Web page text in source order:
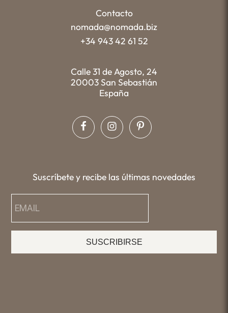
Contacto
nomada@nomada.biz
+34 943 42 61 52
Calle 31 de Agosto, 24
20003 San Sebastián
España
Suscríbete y recibe las últimas novedades
SUSCRIBIRSE